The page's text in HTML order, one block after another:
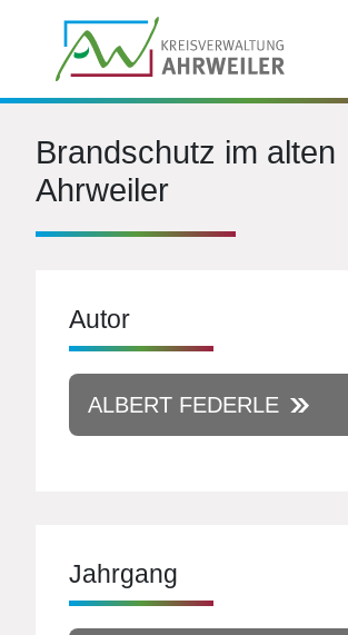
Brandschutz im alten
Ahrweiler
Autor
ALBERT FEDERLE
Jahrgang